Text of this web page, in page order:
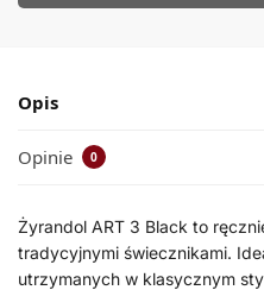
Opis
Opinie 0
Żyrandol ART 3 Black to
tradycyjnymi świecznikami.
utrzymanych w klasycznym